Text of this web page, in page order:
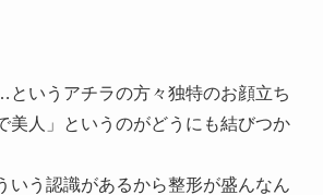
いうアチラの方々独特のお顔立ち
美人」というのがどうにも結びつか
いう認識があるから整形が盛んなん